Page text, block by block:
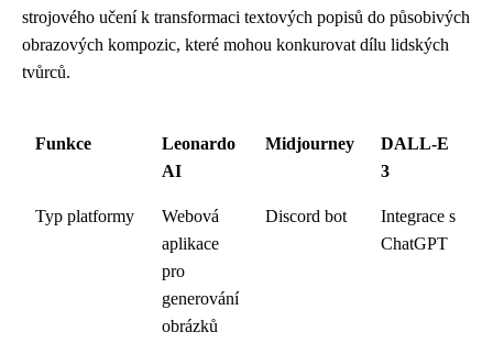
strojového učení k transformaci textových popisů do působivých
obrazových kompozic, které mohou konkurovat dílu lidských
tvůrců.
Funkce
Leonardo
AI
Midjourney
DALL-E
3
Typ platformy
Webová
aplikace
pro
generování
obrázků
Discord bot
Integrace s
ChatGPT